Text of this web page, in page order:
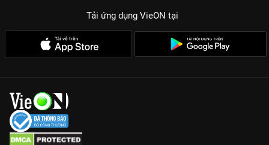
Tải ứng dụng VieON tại